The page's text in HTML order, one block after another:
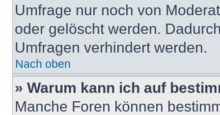
Umfrage nur noch von
oder gelöscht werden.
Umfragen verhindert werden.
Nach oben
» Warum kann ich auf
Manche Foren können